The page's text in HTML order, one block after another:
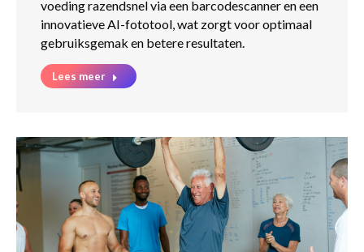
voeding razendsnel via een barcodescanner en een
innovatieve AI-fototool, wat zorgt voor optimaal
gebruiksgemak en betere resultaten.
Lees meer